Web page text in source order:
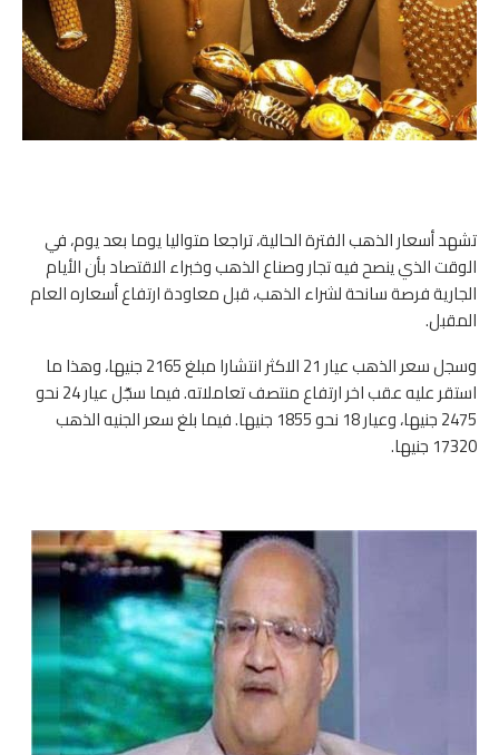
تشهد أسعار الذهب الفترة الحالية، تراجعا متواليا يوما بعد يوم، في
الوقت الذي ينصح فيه تجار وصناع الذهب وخبراء الاقتصاد بأن الأيام
الجارية فرصة سانحة لشراء الذهب، قبل معاودة ارتفاع أسعاره العام
المقبل.
وسجل سعر الذهب عيار 21 الاكثر انتشارا مبلغ 2165 جنيها، وهذا ما
استقر عليه عقب اخر ارتفاع منتصف تعاملاته. فيما سجّل عيار 24 نحو
2475 جنيها، وعيار 18 نحو 1855 جنيها. فيما بلغ سعر الجنيه الذهب
17320 جنيها.